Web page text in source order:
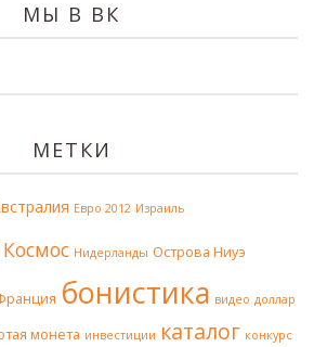
МЫ В ВК
МЕТКИ
Евро 2012 Израиль
Космос Нидерланды Острова Ниуэ
бонистика видео доллар
монета инвестиции каталог конкурс